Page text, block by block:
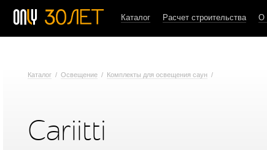
Каталог Расчет строительства О
Каталог / Освещение / Комплекты для освещения саун /
Cariitti